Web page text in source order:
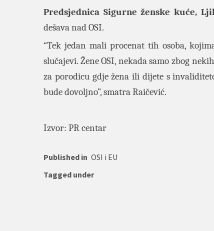
Predsjednica Sigurne ženske kuće,
dešava nad OSI.
“Tek jedan mali procenat tih osoba,
slučajevi. Žene OSI, nekada samo zbog
za porodicu gdje žena ili dijete s
bude dovoljno”, smatra Raičević.
Izvor: PR centar
Published in OSI i EU
Tagged under